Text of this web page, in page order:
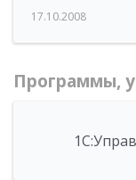
17.10.2008
Программы,